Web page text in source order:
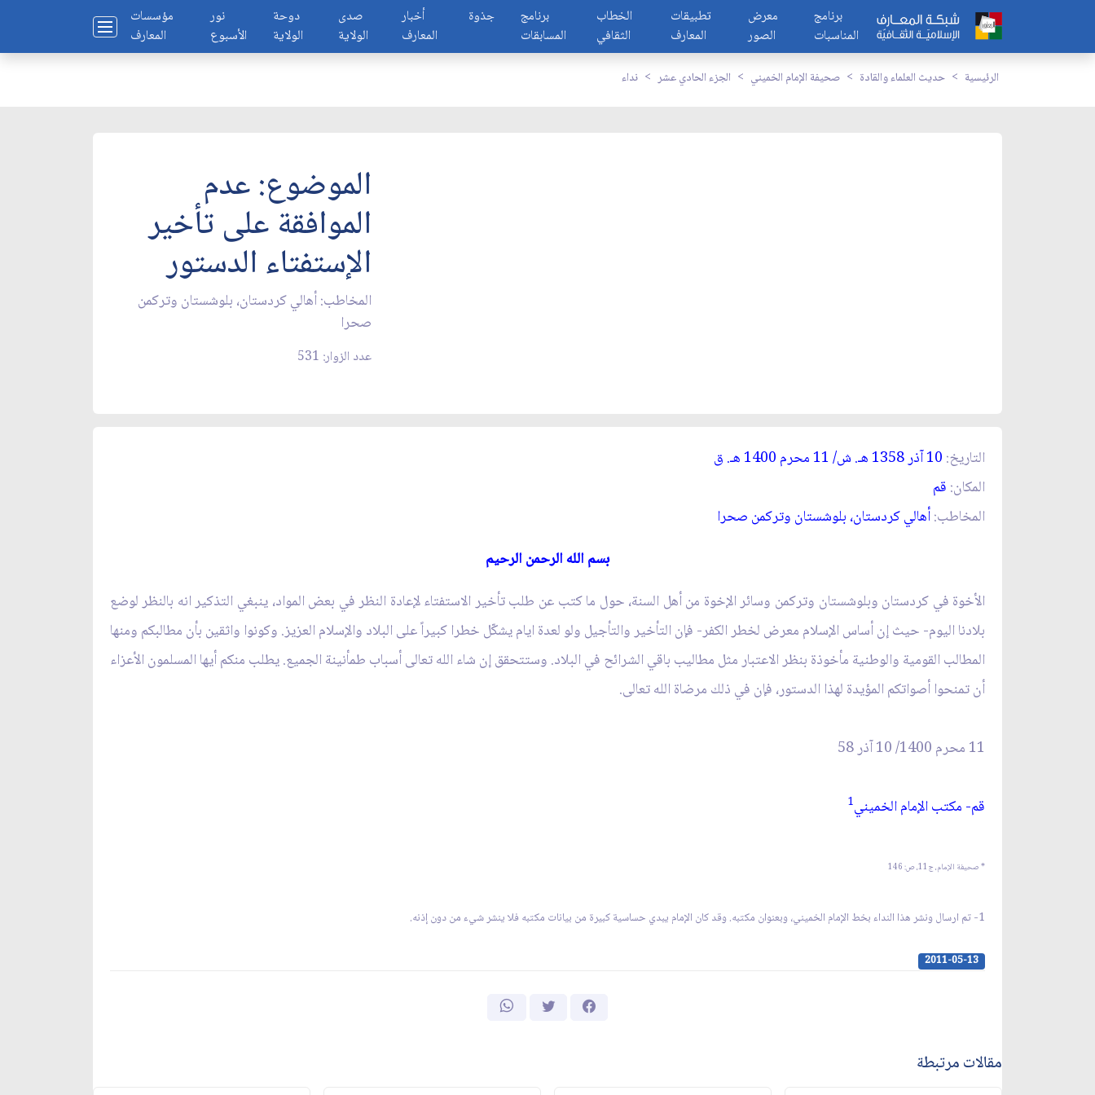
مؤسسات
المعارف
نور
الأسبوع
دوحة
الولاية
صدى
الولاية
أخبار
المعارف
جذوة
برنامج
المسابقات
الخطاب
الثقافي
تطبيقات
المعارف
معرض
الصور
برنامج
المناسبات
الرئيسية حديث العلماء والقادة صحيفة الإمام الخميني الجزء الحادي عشر نداء
الموضوع: عدم
الموافقة على تأخير
الإستفتاء الدستور
المخاطب: أهالي كردستان، بلوشستان وتركمن
صحرا
عدد الزوار: 531
التاريخ: 10 آذر 1358 هـ. ش/ 11 محرم 1400 هـ. ق‏
المكان: قم‏
المخاطب:أهالي كردستان، بلوشستان وتركمن صحرا
بسم الله الرحمن الرحيم‏
الأخوة في كردستان وبلوشستان وتركمن وسائر الإخوة من أهل السنة، حول ما كتب عن طلب تأخير الاستفتاء لإعادة النظر في بعض المواد، ينبغي التذكير انه بالنظر لوضع
بلادنا اليوم- حيث إن أساس الإسلام معرض لخطر الكفر- فإن التأخير والتأجيل ولو لعدة ايام يشكّل خطرا كبيراً على البلاد والإسلام العزيز. وكونوا واثقين بأن مطالبكم ومنها
المطالب القومية والوطنية مأخوذة بنظر الاعتبار مثل مطاليب باقي الشرائح في البلاد. وستتحقق إن شاء الله تعالى أسباب طمأنينة الجميع. يطلب منكم أيها المسلمون الأعزاء
أن تمنحوا أصواتكم المؤيدة لهذا الدستور، فإن في ذلك مرضاة الله تعالى.
11 محرم 1400/ 10 آذر 58
قم- مكتب الإمام الخميني1
* صحيفة الإمام، ج‏11، ص: 146
1- تم ارسال ونشر هذا النداء بخط الإمام الخميني، وبعنوان مكتبه. وقد كان الإمام يبدي حساسية كبيرة من بيانات مكتبه فلا ينشر شي‏ء من دون إذنه.
2011-05-13
مقالات مرتبطة